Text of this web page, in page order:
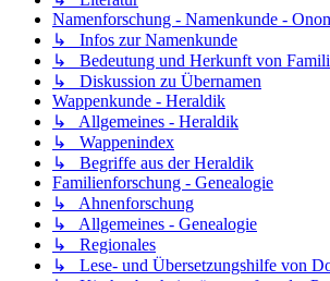
Namenforschung - Namenkunde -
↳ Infos zur Namenkunde
↳ Bedeutung und Herkunft von
↳ Diskussion zu Übernamen
Wappenkunde - Heraldik
↳ Allgemeines - Heraldik
↳ Wappenindex
↳ Begriffe aus der Heraldik
Familienforschung - Genealogie
↳ Ahnenforschung
↳ Allgemeines - Genealogie
↳ Regionales
↳ Lese- und Übersetzungshilfe von